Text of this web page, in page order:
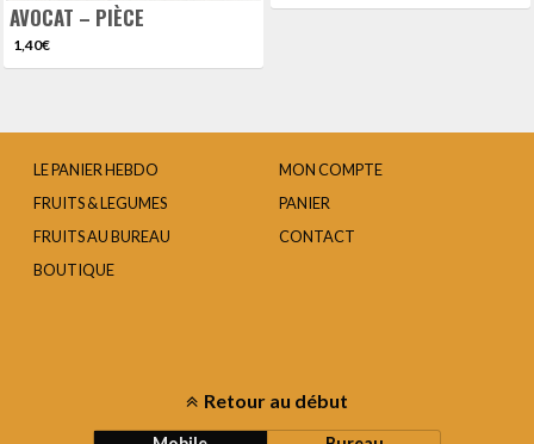
AVOCAT – PIÈCE
1,40€
LE PANIER HEBDO
FRUITS & LEGUMES
FRUITS AU BUREAU
BOUTIQUE
MON COMPTE
PANIER
CONTACT
Retour au début